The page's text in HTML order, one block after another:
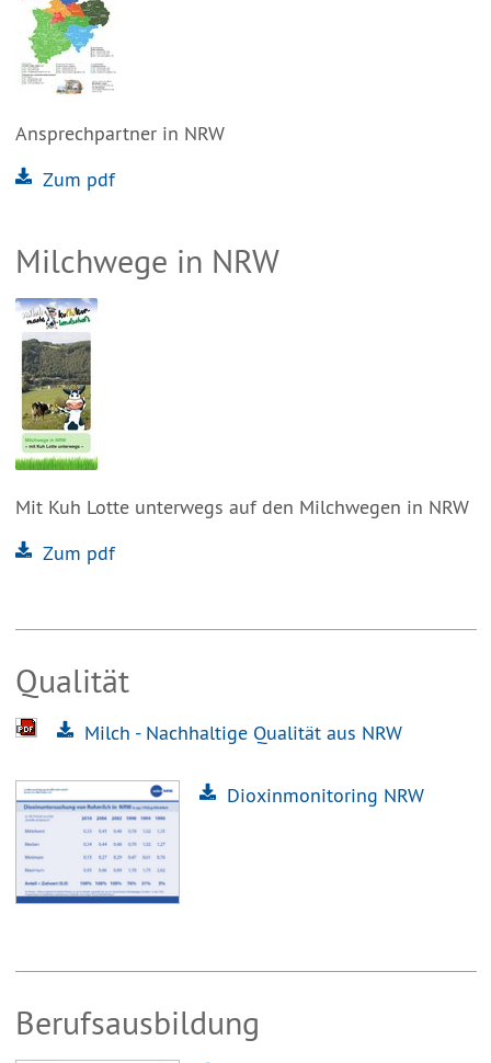
Ansprechpartner in NRW
Zum pdf
Milchwege in NRW
Mit Kuh Lotte unterwegs auf den Milchwegen in NRW
Zum pdf
Qualität
Milch - Nachhaltige Qualität aus NRW
Dioxinmonitoring NRW
Berufsausbildung